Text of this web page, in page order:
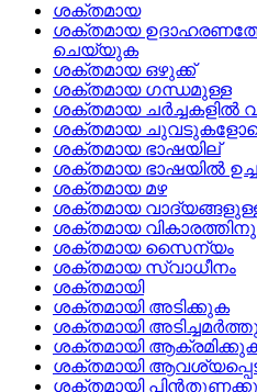
ശക്തമായ
ശക്തമായ
ചെയ്യുക
ശക്തമായ ഒഴുക്ക്
ശക്തമായ ഗന്ധമുള്ള
ശക്തമായ
ശക്തമായ
ശക്തമായ ഭാഷയില്
ശക്തമായ ഭാഷയില്‍
ശക്തമായ മഴ
ശക്തമായ വാദ്യങ്ങളുള്ള
ശക്തമായ വികാരത്തിനു
ശക്തമായ സൈന്യം
ശക്തമായ സ്വാധീനം
ശക്തമായി
ശക്തമായി അടിക്കുക
ശക്തമായി
ശക്തമായി
ശക്തമായി
ശക്തമായി